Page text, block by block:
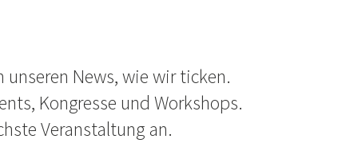
unseren News, wie wir ticken.
Kongresse und Workshops.
Veranstaltung an.